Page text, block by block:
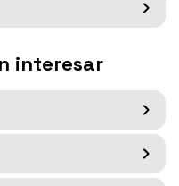
interesar